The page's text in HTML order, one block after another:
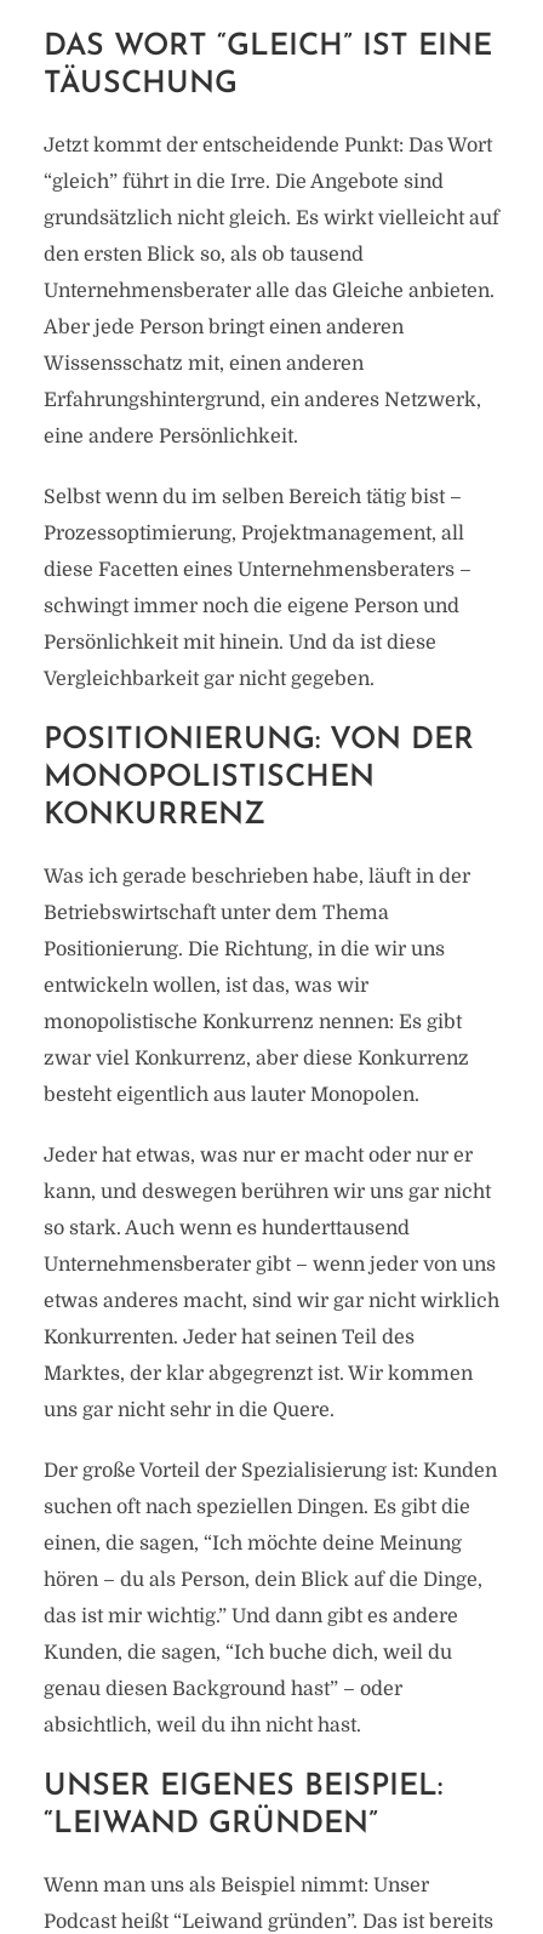
DAS WORT “GLEICH” IST EINE
TÄUSCHUNG
Jetzt kommt der entscheidende Punkt: Das Wort
“gleich” führt in die Irre. Die Angebote sind
grundsätzlich nicht gleich. Es wirkt vielleicht auf
den ersten Blick so, als ob tausend
Unternehmensberater alle das Gleiche anbieten.
Aber jede Person bringt einen anderen
Wissensschatz mit, einen anderen
Erfahrungshintergrund, ein anderes Netzwerk,
eine andere Persönlichkeit.
Selbst wenn du im selben Bereich tätig bist –
Prozessoptimierung, Projektmanagement, all
diese Facetten eines Unternehmensberaters –
schwingt immer noch die eigene Person und
Persönlichkeit mit hinein. Und da ist diese
Vergleichbarkeit gar nicht gegeben.
POSITIONIERUNG: VON DER
MONOPOLISTISCHEN
KONKURRENZ
Was ich gerade beschrieben habe, läuft in der
Betriebswirtschaft unter dem Thema
Positionierung. Die Richtung, in die wir uns
entwickeln wollen, ist das, was wir
monopolistische Konkurrenz nennen: Es gibt
zwar viel Konkurrenz, aber diese Konkurrenz
besteht eigentlich aus lauter Monopolen.
Jeder hat etwas, was nur er macht oder nur er
kann, und deswegen berühren wir uns gar nicht
so stark. Auch wenn es hunderttausend
Unternehmensberater gibt – wenn jeder von uns
etwas anderes macht, sind wir gar nicht wirklich
Konkurrenten. Jeder hat seinen Teil des
Marktes, der klar abgegrenzt ist. Wir kommen
uns gar nicht sehr in die Quere.
Der große Vorteil der Spezialisierung ist: Kunden
suchen oft nach speziellen Dingen. Es gibt die
einen, die sagen, “Ich möchte deine Meinung
hören – du als Person, dein Blick auf die Dinge,
das ist mir wichtig.” Und dann gibt es andere
Kunden, die sagen, “Ich buche dich, weil du
genau diesen Background hast” – oder
absichtlich, weil du ihn nicht hast.
UNSER EIGENES BEISPIEL:
“LEIWAND GRÜNDEN”
Wenn man uns als Beispiel nimmt: Unser
Podcast heißt “Leiwand gründen”. Das ist bereits